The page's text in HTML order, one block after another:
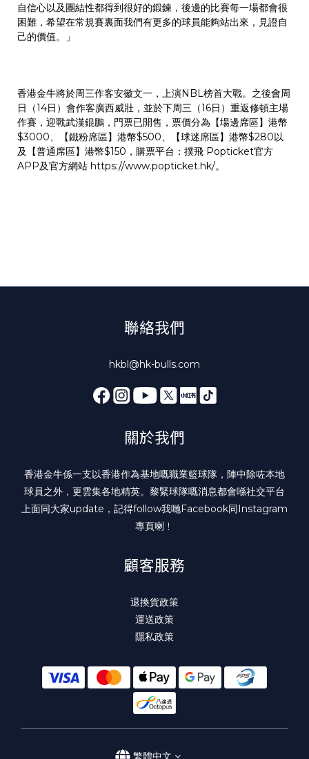
自信心以及團結性都得到很好的鍛鍊，後邊的比賽每一場都會很
困難，希望在常規賽裏面我們有更多的球員能夠站出來，見證自
己的價值。」
香港金牛將於周三作客安徽文一，上演NBL榜首大戰。之後會周
日（14日）會作客廣西威壯，並於下周三（16日）重返修頓主場
作賽，迎戰武漢錕鵬，門票已開售，票價分為【場邊席區】港幣
$3000、【鐵粉席區】港幣$500、【球迷席區】港幣$280以
及【普通席區】港幣$150，購票平台：撲飛 Popticket官方
APP及官方網站 https://www.popticket.hk/。
聯絡我們
hkbl@hk-bulls.com
關於我們
香港金牛係一支以香港作為基地嘅職業籃球隊，陣中除咗本地
球員之外，更雲集各地精英。黎緊球隊嘅消息都會喺社交平台
上面同大家update，記得follow我哋Facebook同Instagram
專頁喇﹗
顧客服務
退換貨政策
運送政策
隱私政策
繁體中文